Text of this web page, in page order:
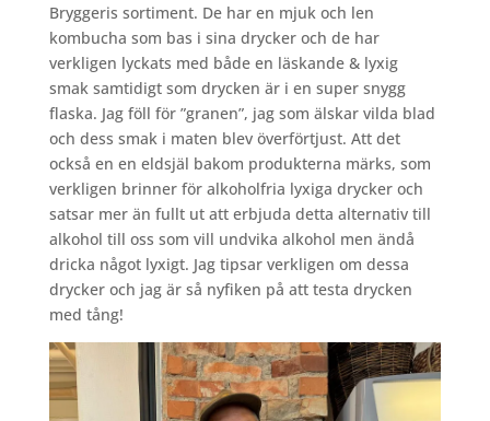
Bryggeris sortiment. De har en mjuk och len
kombucha som bas i sina drycker och de har
verkligen lyckats med både en läskande & lyxig
smak samtidigt som drycken är i en super snygg
flaska. Jag föll för ”granen”, jag som älskar vilda blad
och dess smak i maten blev överförtjust. Att det
också en en eldsjäl bakom produkterna märks, som
verkligen brinner för alkoholfria lyxiga drycker och
satsar mer än fullt ut att erbjuda detta alternativ till
alkohol till oss som vill undvika alkohol men ändå
dricka något lyxigt. Jag tipsar verkligen om dessa
drycker och jag är så nyfiken på att testa drycken
med tång!